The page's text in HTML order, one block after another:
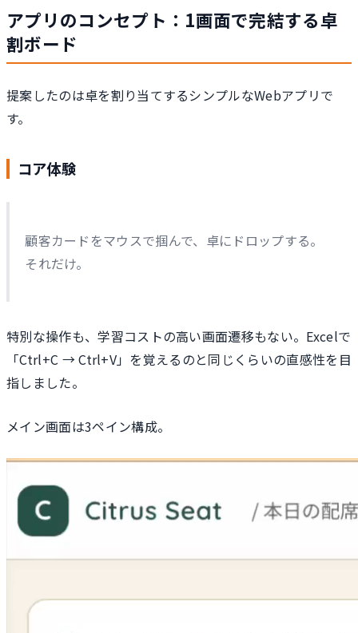
アプリのコンセプト：1画面で完結する卓
割ボード
提案したのは卓を割り当てするシンプルなWebアプリで
す。
コア体験
顧客カードをマウスで掴んで、卓にドロップする。
それだけ。
特別な操作も、学習コストの高い画面遷移もない。Excelで
「Ctrl+C → Ctrl+V」を覚えるのと同じくらいの直感性を目
指しました。
メイン画面は3ペイン構成。